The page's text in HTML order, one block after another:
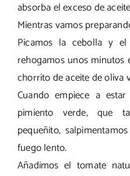
absorba el exceso de
Mientras vamos
Picamos la cebolla y
rehogamos unos minutos
chorrito de aceite de oliva
Cuando empiece a
pimiento verde, que
pequeñito,
fuego lento.
Añadimos el tomate